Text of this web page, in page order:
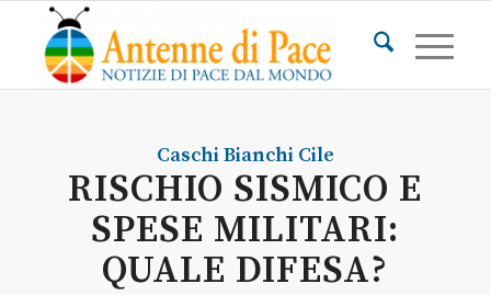
Caschi Bianchi Cile
RISCHIO SISMICO E
SPESE MILITARI:
QUALE DIFESA?